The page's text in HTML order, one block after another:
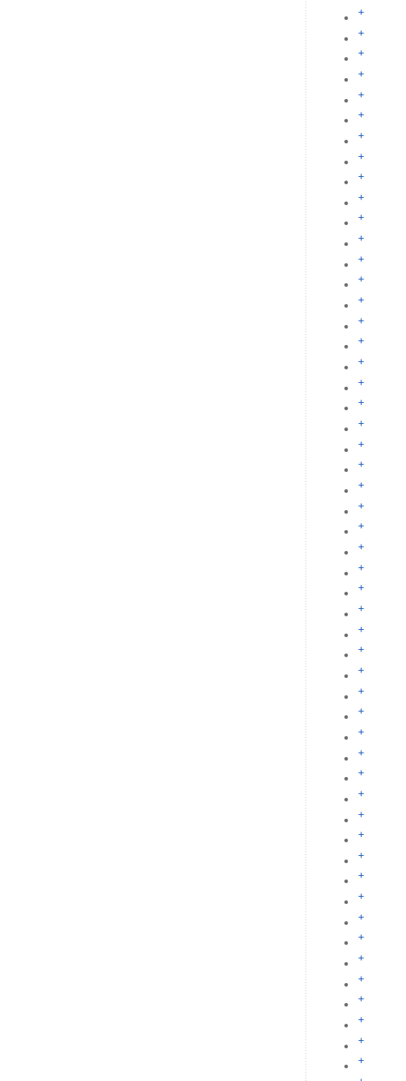
+
+
+
+
+
+
+
+
+
+
+
+
+
+
+
+
+
+
+
+
+
+
+
+
+
+
+
+
+
+
+
+
+
+
+
+
+
+
+
+
+
+
+
+
+
+
+
+
+
+
+
+